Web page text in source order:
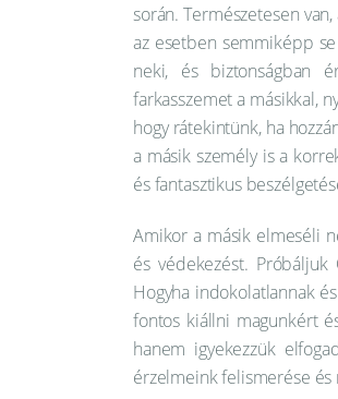
során. Természetesen
az esetben semmiképp
neki, és biztonságban
farkasszemet a másikkal,
hogy rátekintünk, ha
a másik személy is a
és fantasztikus
Amikor a másik elmeséli
és védekezést.
Hogyha indokolatlannak
fontos kiállni magunkért
hanem igyekezzük
érzelmeink felismerése és